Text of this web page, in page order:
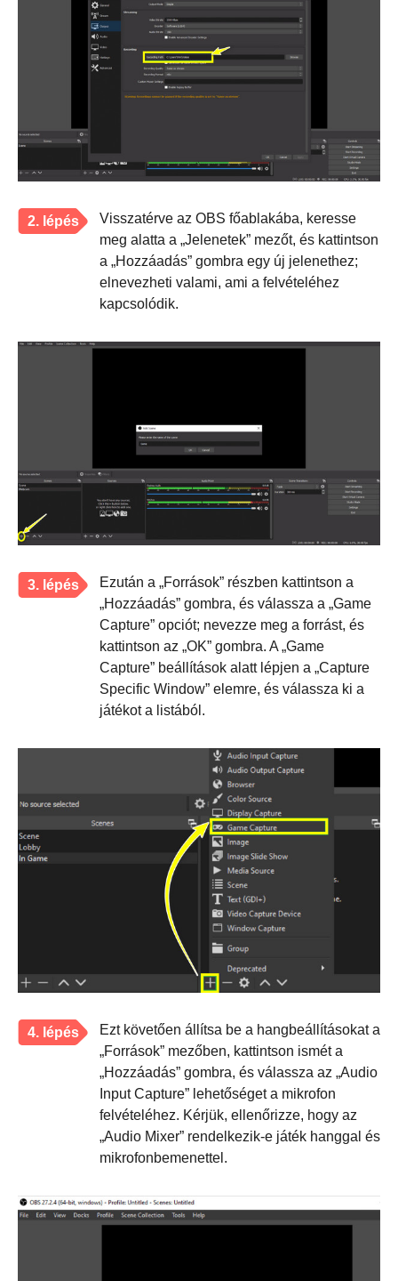
2. lépés
Visszatérve az OBS főablakába, keresse
meg alatta a „Jelenetek” mezőt, és kattintson
a „Hozzáadás” gombra egy új jelenethez;
elnevezheti valami, ami a felvételéhez
kapcsolódik.
3. lépés
Ezután a „Források” részben kattintson a
„Hozzáadás” gombra, és válassza a „Game
Capture” opciót; nevezze meg a forrást, és
kattintson az „OK” gombra. A „Game
Capture” beállítások alatt lépjen a „Capture
Specific Window” elemre, és válassza ki a
játékot a listából.
4. lépés
Ezt követően állítsa be a hangbeállításokat a
„Források” mezőben, kattintson ismét a
„Hozzáadás” gombra, és válassza az „Audio
Input Capture” lehetőséget a mikrofon
felvételéhez. Kérjük, ellenőrizze, hogy az
„Audio Mixer” rendelkezik-e játék hanggal és
mikrofonbemenettel.